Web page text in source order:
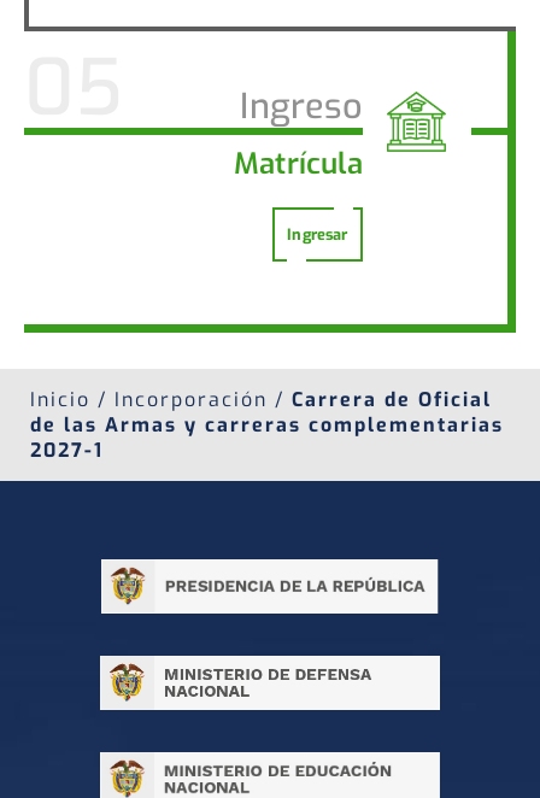
Ingreso
Matrícula
Ingresar
Inicio / Incorporación / Carrera de Oficial
de las Armas y carreras complementarias
2027-1